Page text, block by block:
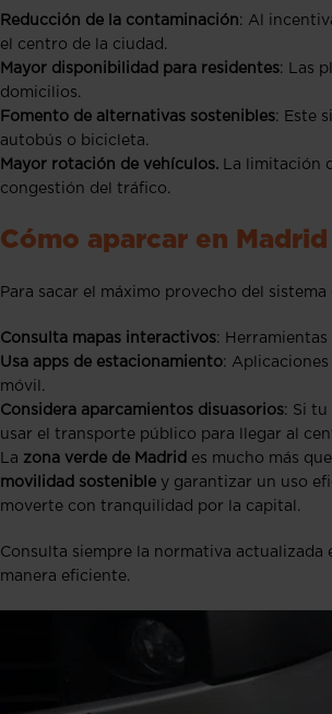
Reducción de la contaminación: Al
el centro de la ciudad.
Mayor disponibilidad para residentes: Las
domicilios.
Fomento de alternativas sostenibles: Este
autobús o bicicleta.
Mayor rotación de vehículos. La limitación
congestión del tráfico.
Cómo aparcar en Madrid
Para sacar el máximo provecho del
Consulta mapas interactivos:
Usa apps de estacionamiento:
móvil.
Considera aparcamientos disuasorios: Si
usar el transporte público para llegar al
La zona verde de Madrid es mucho más
movilidad sostenible y garantizar un uso
moverte con tranquilidad por la capital.
Consulta siempre la normativa
manera eficiente.